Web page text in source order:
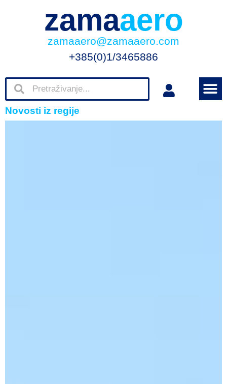
zamaaero
zamaaero@zamaaero.com
+385(0)1/3465886
Novosti iz regije